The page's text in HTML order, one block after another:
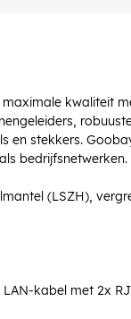
maximale kwaliteit
en stekkers.
bedrijfsnetwerken.
(LSZH),
kabel met 2x